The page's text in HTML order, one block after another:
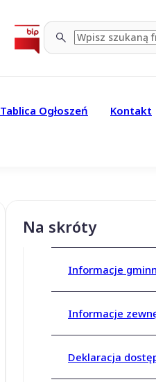
Tablica Ogłoszeń Kontakt
Na skróty
Informacje
Informacje
Deklaracja